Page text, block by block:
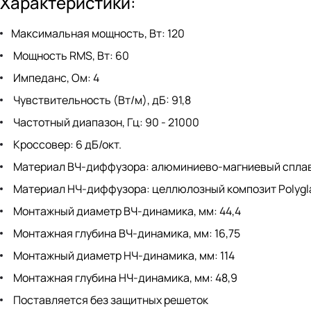
Максимальная мощность, Вт: 120
Мощность RMS, Вт: 60
Импеданс, Ом: 4
Чувствительность (Вт/м), дБ: 91,8
Частотный диапазон, Гц: 90 - 21000
Кроссовер: 6 дБ/окт.
Материал ВЧ-диффузора: алюминиево-магниевый
Материал НЧ-диффузора: целлюлозный композит
Монтажный диаметр ВЧ-динамика, мм: 44,4
Монтажная глубина ВЧ-динамика, мм: 16,75
Монтажный диаметр НЧ-динамика, мм: 114
Монтажная глубина НЧ-динамика, мм: 48,9
Поставляется без защитных решеток